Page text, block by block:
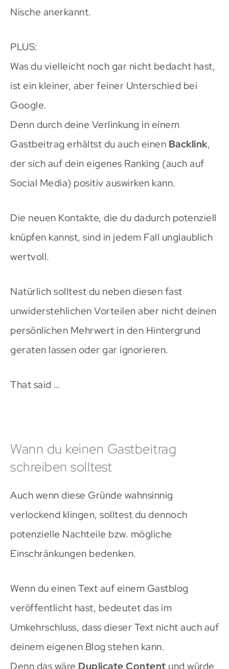
Nische anerkannt.
PLUS:
Was du vielleicht noch gar nicht bedacht hast,
ist ein kleiner, aber feiner Unterschied bei
Google.
Denn durch deine Verlinkung in einem
Gastbeitrag erhältst du auch einen Backlink,
der sich auf dein eigenes Ranking (auch auf
Social Media) positiv auswirken kann.
Die neuen Kontakte, die du dadurch potenziell
knüpfen kannst, sind in jedem Fall unglaublich
wertvoll.
Natürlich solltest du neben diesen fast
unwiderstehlichen Vorteilen aber nicht deinen
persönlichen Mehrwert in den Hintergrund
geraten lassen oder gar ignorieren.
That said …
Wann du keinen Gastbeitrag
schreiben solltest
Auch wenn diese Gründe wahnsinnig
verlockend klingen, solltest du dennoch
potenzielle Nachteile bzw. mögliche
Einschränkungen bedenken.
Wenn du einen Text auf einem Gastblog
veröffentlicht hast, bedeutet das im
Umkehrschluss, dass dieser Text nicht auch auf
deinem eigenen Blog stehen kann.
Denn das wäre Duplicate Content und würde